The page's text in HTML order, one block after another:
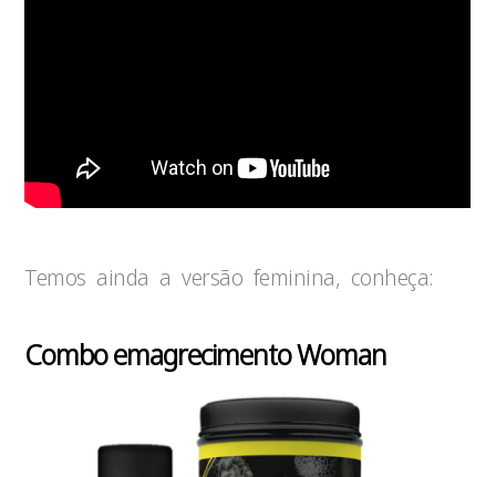
Temos ainda a versão feminina, conheça:
Combo emagrecimento Woman